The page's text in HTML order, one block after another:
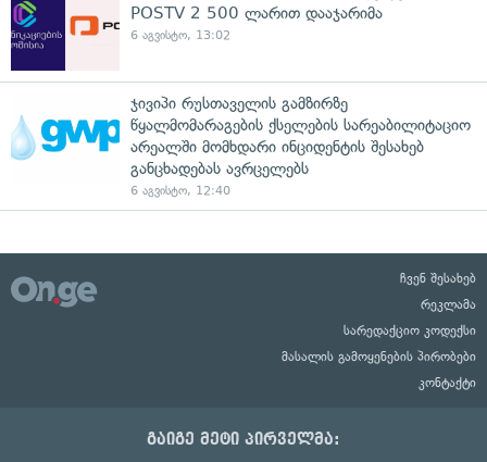
POSTV 2 500 ლარით დააჯარიმა
6 აგვისტო, 13:02
ჯივიპი რუსთაველის გამზირზე
წყალმომარაგების ქსელების სარეაბილიტაციო
არეალში მომხდარი ინციდენტის შესახებ
განცხადებას ავრცელებს
6 აგვისტო, 12:40
ჩვენ შესახებ
რეკლამა
სარედაქციო კოდექსი
მასალის გამოყენების პირობები
კონტაქტი
გაიგე მეტი პირველმა: